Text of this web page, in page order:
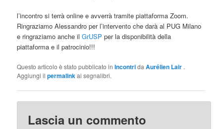
l’incontro si terrà online e avverrà tramite piattaforma Zoom.
Ringraziamo Alessandro per l’intervento che darà al PUG Milano
e ringraziamo anche ilGrUSP per la disponibilità della
piattaforma e il patrocinio!!!
Questo articolo è stato pubblicato inIncontridaAurélien Lair .
Aggiungi ilpermalinkai segnalibri.
Lascia un commento